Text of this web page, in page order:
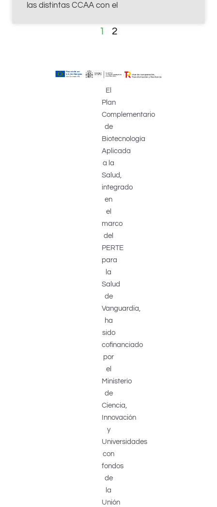
las distintas CCAA con el
1 2
El
Plan
Complementario
de
Biotecnología
Aplicada
a la
Salud,
integrado
en
el
marco
del
PERTE
para
la
Salud
de
Vanguardia,
ha
sido
cofinanciado
por
el
Ministerio
de
Ciencia,
Innovación
y
Universidades
con
fondos
de
la
Unión